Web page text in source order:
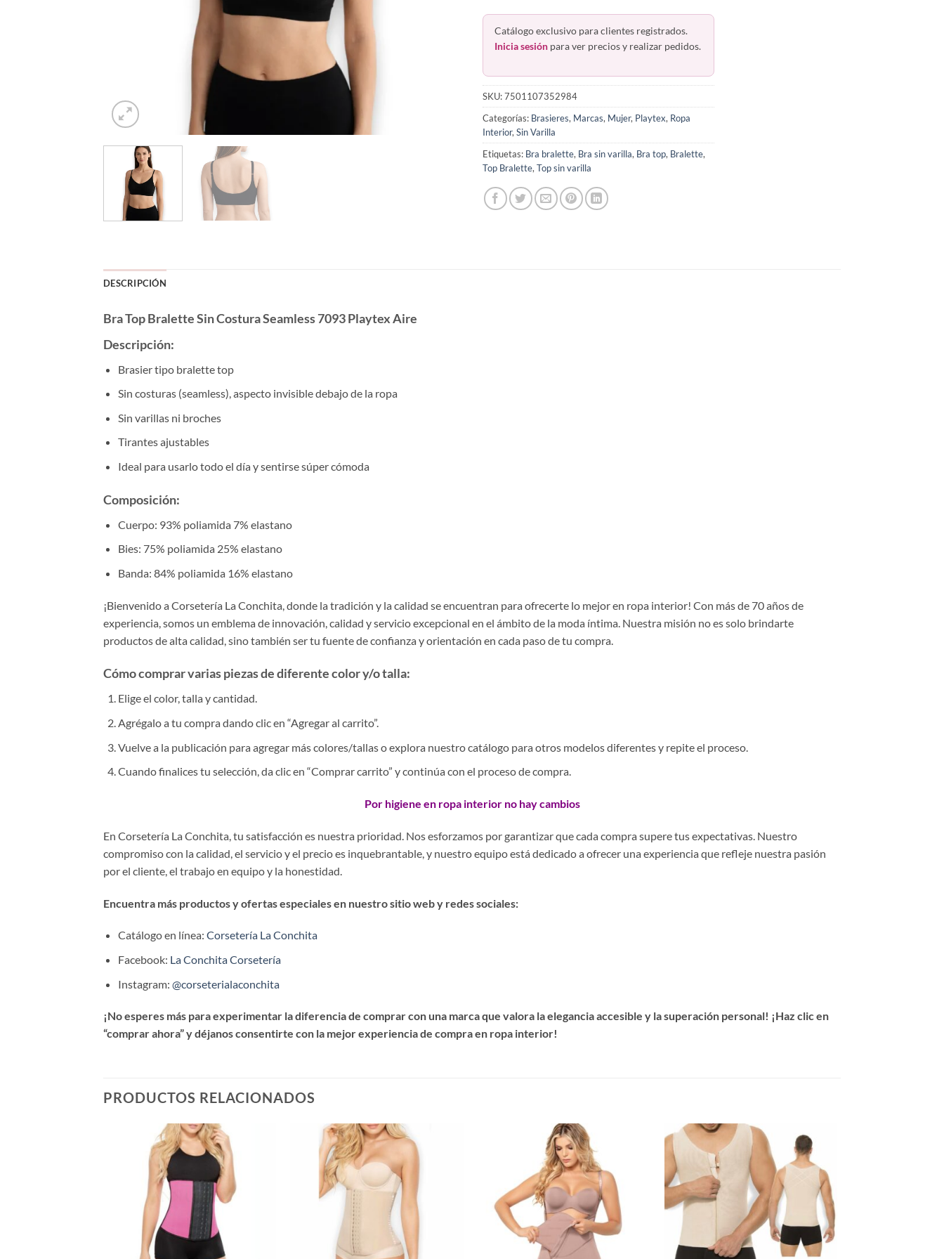
Catálogo exclusivo para clientes registrados.
Inicia sesión para ver precios y realizar pedidos.
SKU:7501107352984
Categorías: Brasieres, Marcas, Mujer, Playtex, Ropa
Interior, Sin Varilla
Etiquetas: Bra bralette, Bra sin varilla, Bra top, Bralette,
Top Bralette, Top sin varilla
DESCRIPCIÓN
Bra Top Bralette Sin Costura Seamless 7093 Playtex Aire
Descripción:
Brasier tipo bralette top
Sin costuras (seamless), aspecto invisible debajo de la ropa
Sin varillas ni broches
Tirantes ajustables
Ideal para usarlo todo el día y sentirse súper cómoda
Composición:
Cuerpo: 93% poliamida 7% elastano
Bies: 75% poliamida 25% elastano
Banda: 84% poliamida 16% elastano
¡Bienvenido a Corsetería La Conchita, donde la tradición y la calidad se encuentran para ofrecerte lo mejor en ropa interior! Con más de 70 años de
experiencia, somos un emblema de innovación, calidad y servicio excepcional en el ámbito de la moda íntima. Nuestra misión no es solo brindarte
productos de alta calidad, sino también ser tu fuente de confianza y orientación en cada paso de tu compra.
Cómo comprar varias piezas de diferente color y/o talla:
Elige el color, talla y cantidad.
Agrégalo a tu compra dando clic en “Agregar al carrito”.
Vuelve a la publicación para agregar más colores/tallas o explora nuestro catálogo para otros modelos diferentes y repite el proceso.
Cuando finalices tu selección, da clic en “Comprar carrito” y continúa con el proceso de compra.
Por higiene en ropa interior no hay cambios
En Corsetería La Conchita, tu satisfacción es nuestra prioridad. Nos esforzamos por garantizar que cada compra supere tus expectativas. Nuestro
compromiso con la calidad, el servicio y el precio es inquebrantable, y nuestro equipo está dedicado a ofrecer una experiencia que refleje nuestra pasión
por el cliente, el trabajo en equipo y la honestidad.
Encuentra más productos y ofertas especiales en nuestro sitio web y redes sociales:
Catálogo en línea: Corsetería La Conchita
Facebook: La Conchita Corsetería
Instagram: @corseterialaconchita
¡No esperes más para experimentar la diferencia de comprar con una marca que valora la elegancia accesible y la superación personal! ¡Haz clic en
“comprar ahora” y déjanos consentirte con la mejor experiencia de compra en ropa interior!
PRODUCTOS RELACIONADOS